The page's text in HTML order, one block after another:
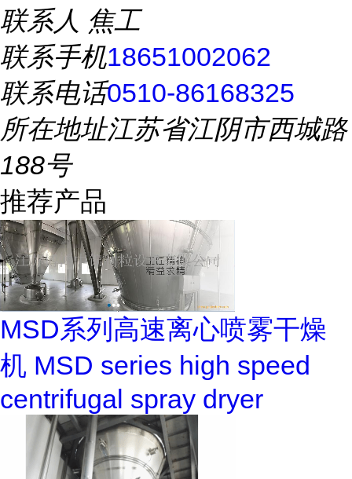
联系人 焦工
联系手机18651002062
联系电话0510-86168325
所在地址江苏省江阴市西城路
188号
推荐产品
MSD系列高速离心喷雾干燥
机 MSD series high speed
centrifugal spray dryer